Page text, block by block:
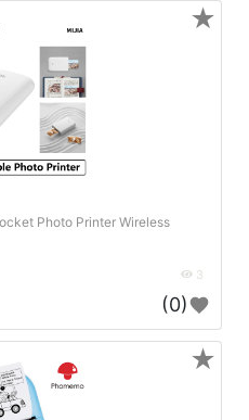
Photo Printer Wireless
3
(0)
★
★